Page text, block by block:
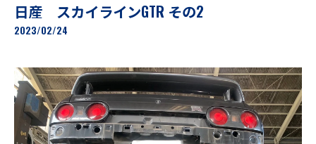
日産 スカイラインGTR その2
2023/02/24